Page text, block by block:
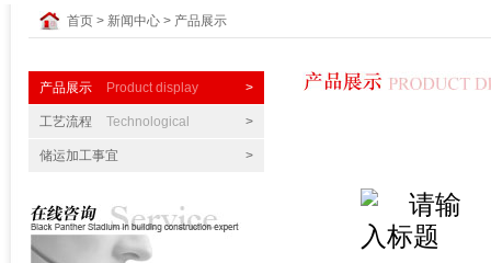
首页 > 新闻中心 > 产品展示
产品展示 Product display >
工艺流程 Technological >
储运加工事宜 >